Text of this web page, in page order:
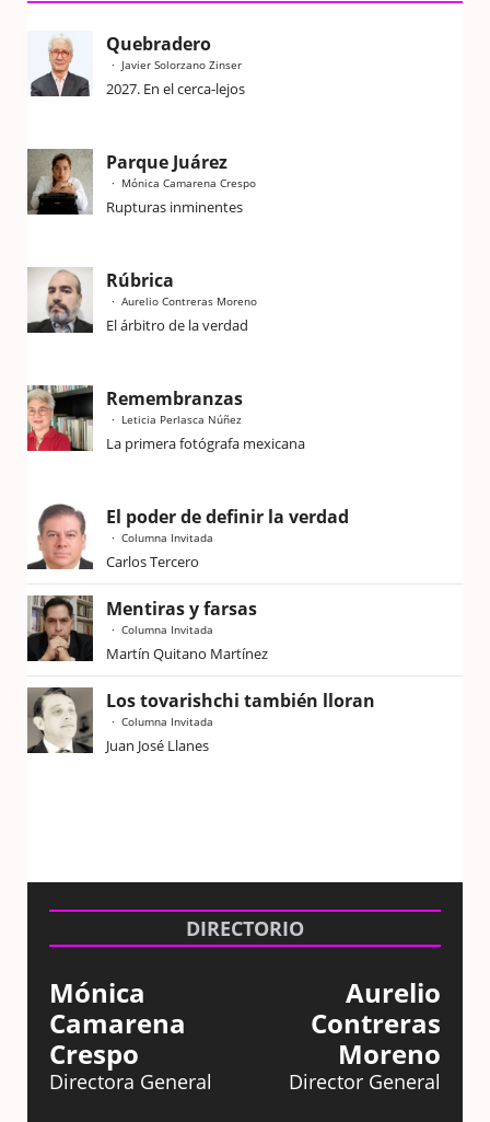
Quebradero
Javier Solorzano Zinser
2027. En el cerca-lejos
Parque Juárez
Mónica Camarena Crespo
Rupturas inminentes
Rúbrica
Aurelio Contreras Moreno
El árbitro de la verdad
Remembranzas
Leticia Perlasca Núñez
La primera fotógrafa mexicana
El poder de definir la verdad
Columna Invitada
Carlos Tercero
Mentiras y farsas
Columna Invitada
Martín Quitano Martínez
Los tovarishchi también lloran
Columna Invitada
Juan José Llanes
DIRECTORIO
Mónica
Camarena
Crespo
Directora General
Aurelio
Contreras
Moreno
Director General